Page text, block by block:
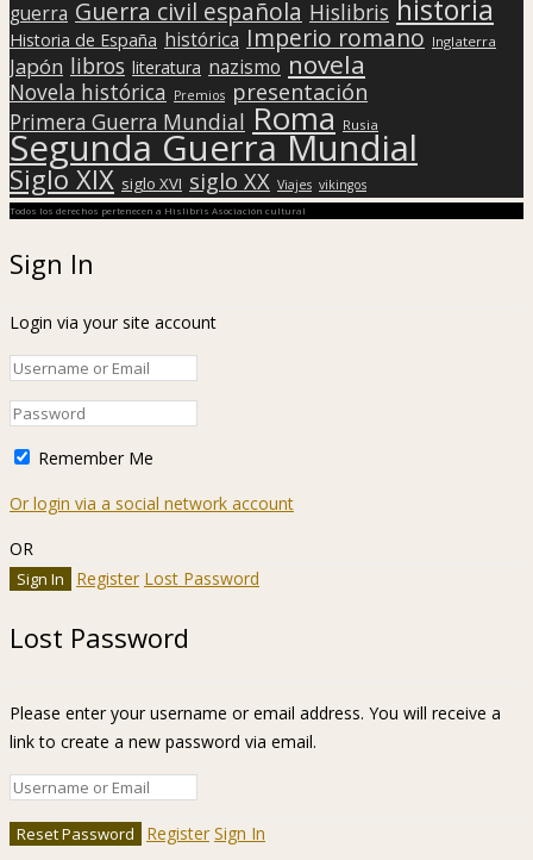
guerra Guerra civil española Hislibris historia
Historia de España histórica Imperio romano Inglaterra
Japón libros literatura nazismo novela
Novela histórica Premios presentación
Primera Guerra Mundial Roma Rusia
Segunda Guerra Mundial
Siglo XIX siglo XVI siglo XX Viajes vikingos
Todos los derechos pertenecen a Hislibris Asociación cultural
Sign In
Login via your site account
Remember Me
Or login via a social network account
OR
Register Lost Password
Lost Password
Please enter your username or email address. You will receive a
link to create a new password via email.
Register Sign In